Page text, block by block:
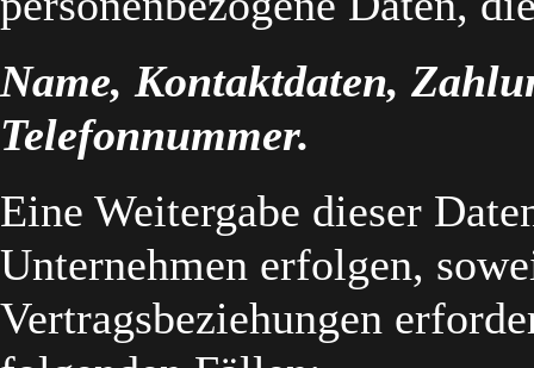
Name, Kontaktdaten,
Telefonnummer.
Eine Weitergabe dieser
Unternehmen erfolgen,
Vertragsbeziehungen